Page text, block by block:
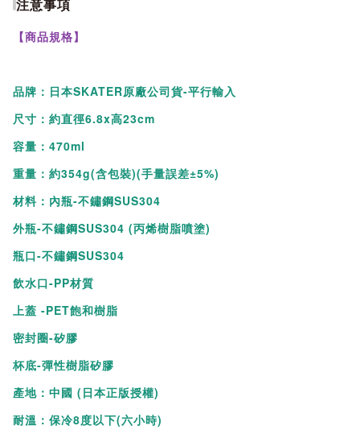
注意事項
【商品規格】
品牌：日本SKATER原廠公司貨-平行輸入
尺寸：約直徑6.8x高23cm
容量：470ml
重量：約354g(含包裝)(手量誤差±5%)
材料：內瓶-不鏽鋼SUS304
外瓶-不鏽鋼SUS304 (丙烯樹脂噴塗)
瓶口-不鏽鋼SUS304
飲水口-PP材質
上蓋 -PET飽和樹脂
密封圈-矽膠
杯底-彈性樹脂矽膠
產地：中國 (日本正版授權)
耐溫：保冷8度以下(六小時)